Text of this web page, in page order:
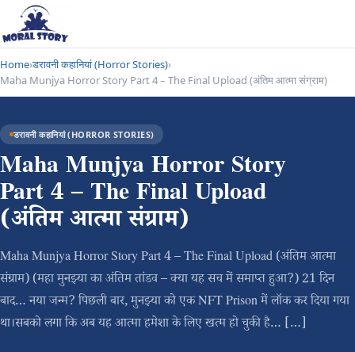
Home›डरावनी कहानियां (Horror Stories)›
Maha Munjya Horror Story Part 4 – The Final Upload (अंतिम आत्मा संग्राम)
डरावनी कहानियां (HORROR STORIES)
Maha Munjya Horror Story
Part 4 – The Final Upload
(अंतिम आत्मा संग्राम)
Maha Munjya Horror Story Part 4 – The Final Upload (अंतिम आत्मा
संग्राम) (महा मुनझ्या का अंतिम तांडव – क्या यह सच में समाप्त हुआ?) 21 दिन
बाद… नया जन्म? पिछली बार, मुनझ्या को एक NFT Prison में लॉक कर दिया गया
था।सबको लगा कि अब यह आत्मा हमेशा के लिए खत्म हो चुकी है… […]